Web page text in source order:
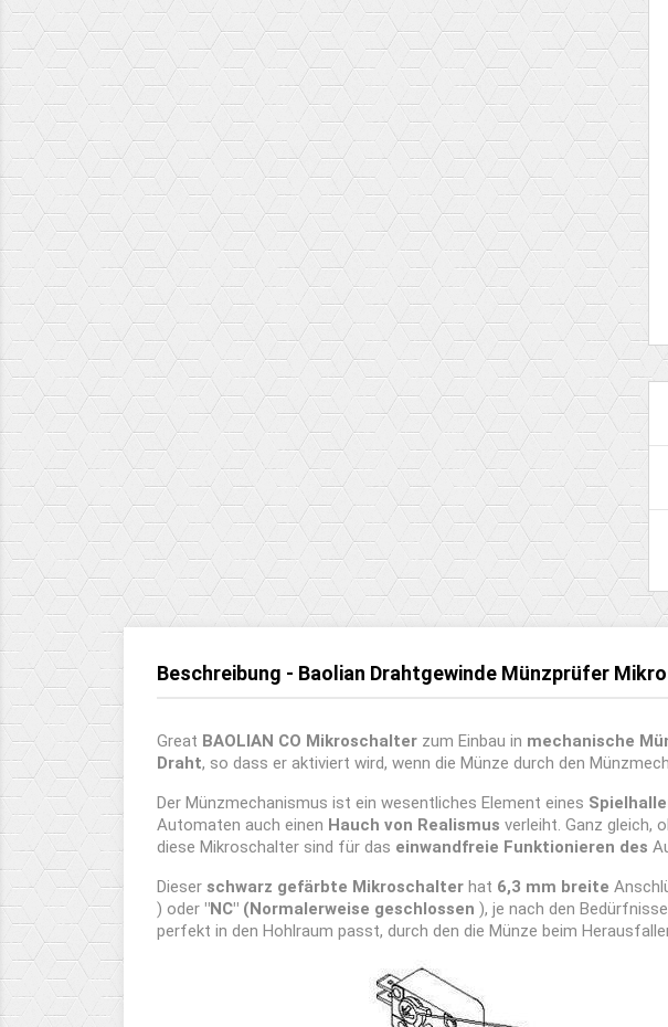
Beschreibung - Baolian Drahtgewinde Münzprüfer
Great BAOLIAN CO Mikroschalter zum Einbau in mechanische
Draht, so dass er aktiviert wird, wenn die Münze durch den
Der Münzmechanismus ist ein wesentliches Element eines
Automaten auch einen Hauch von Realismus verleiht. Ganz gleich,
diese Mikroschalter sind für das einwandfreie Funktionieren des
Dieser schwarz gefärbte Mikroschalter hat 6,3 mm breite
) oder "NC" (Normalerweise geschlossen ), je nach den
perfekt in den Hohlraum passt, durch den die Münze beim